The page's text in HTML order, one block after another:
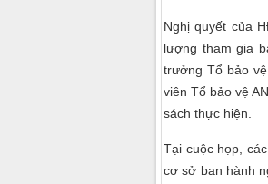
Nghị quyết của
lượng tham gia
trưởng Tổ bảo
viên Tổ bảo vệ
sách thực hiện.
Tại cuộc họp,
cơ sở ban hành